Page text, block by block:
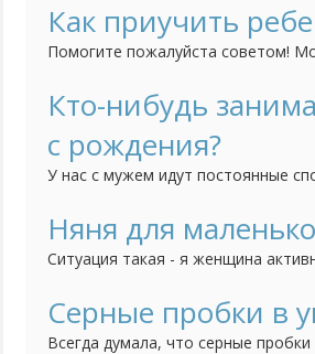
Как приучить
Помогите пожалуйста советом!
тем труднее нам с ним вместе
горшок, никакие отвлечения,
Кто-нибудь
с рождения?
У нас с мужем идут постоянные
кажется, что он еще слишком мал
закалять? Что выносить его
Няня для
Ситуация такая - я женщина
работу люди, которые работают
слаженный коллектив. И мне их
Серные пробки в
Всегда думала, что серные